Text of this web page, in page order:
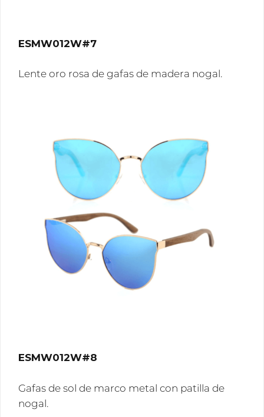
ESMW012W#7
Lente oro rosa de gafas de madera nogal.
ESMW012W#8
Gafas de sol de marco metal con patilla de
nogal.